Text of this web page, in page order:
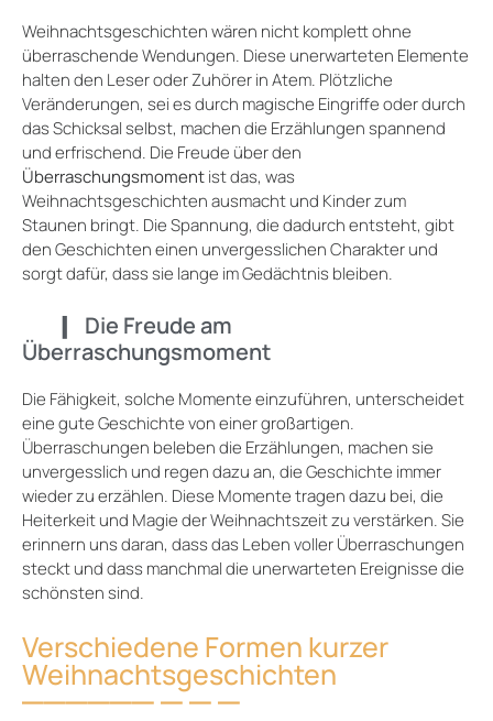
Weihnachtsgeschichten wären nicht komplett ohne
überraschende Wendungen. Diese unerwarteten Elemente
halten den Leser oder Zuhörer in Atem. Plötzliche
Veränderungen, sei es durch magische Eingriffe oder durch
das Schicksal selbst, machen die Erzählungen spannend
und erfrischend. Die Freude über den
Überraschungsmomentist das, was
Weihnachtsgeschichten ausmacht und Kinder zum
Staunen bringt. Die Spannung, die dadurch entsteht, gibt
den Geschichten einen unvergesslichen Charakter und
sorgt dafür, dass sie lange im Gedächtnis bleiben.
Die Freude am
Überraschungsmoment
Die Fähigkeit, solche Momente einzuführen, unterscheidet
eine gute Geschichte von einer großartigen.
Überraschungen beleben die Erzählungen, machen sie
unvergesslich und regen dazu an, die Geschichte immer
wieder zu erzählen. Diese Momente tragen dazu bei, die
Heiterkeit und Magie der Weihnachtszeit zu verstärken. Sie
erinnern uns daran, dass das Leben voller Überraschungen
steckt und dass manchmal die unerwarteten Ereignisse die
schönsten sind.
Verschiedene Formen kurzer
Weihnachtsgeschichten